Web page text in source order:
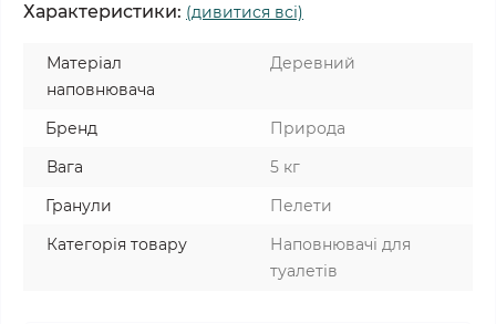
Характеристики: (дивитися всі)
Матеріал
наповнювача
Деревний
Бренд
Природа
Вага
5 кг
Гранули
Пелети
Категорія товару
Наповнювачі для
туалетів